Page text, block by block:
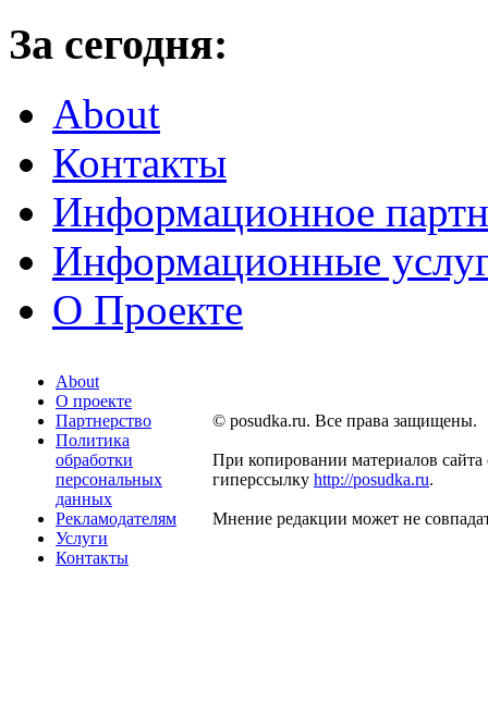
За сегодня:
About
Контакты
Информационное
Информационные
О Проекте
About
О проекте
Партнерство
Политика
обработки
персональных
данных
Рекламодателям
Услуги
Контакты
© posudka.ru. Все права защищены.
При копировании материалов сайта
гиперссылку http://posudka.ru.
Мнение редакции может не